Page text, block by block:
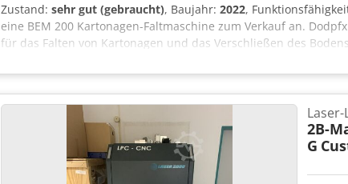
Zustand: sehr gut (gebraucht), Baujahr: 2022,
eine BEM 200 Kartonagen-Faltmaschine zum Verkauf an.
für das Falten von Kartonagen und das Verschließen des
gehört zu den Maschinen der mittleren/höheren Preisklasse
Industriezweigen Anwendung, die Kartonverpackungen
2B-
G